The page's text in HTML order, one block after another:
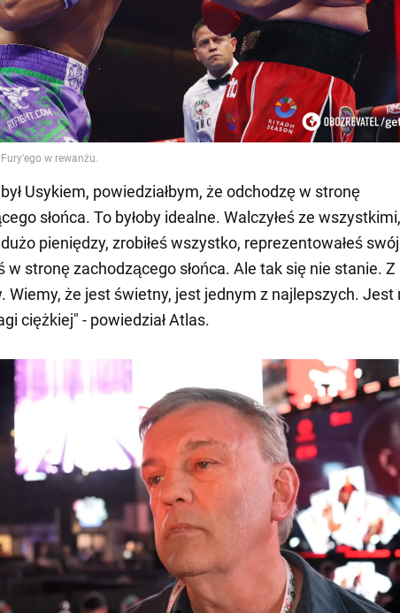
Usykiem, powiedziałbym, że odchodzę w stronę
słońca. To byłoby idealne. Walczyłeś ze wszystkimi,
pieniędzy, zrobiłeś wszystko, reprezentowałeś
w stronę zachodzącego słońca. Ale tak się nie stanie.
Wiemy, że jest świetny, jest jednym z najlepszych. Jest
ciężkiej" - powiedział Atlas.